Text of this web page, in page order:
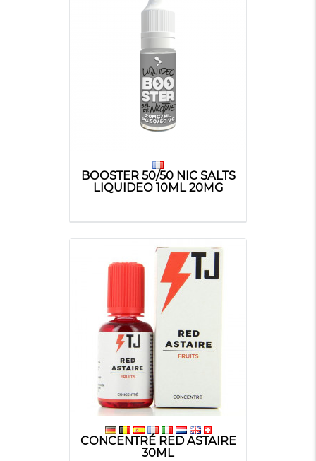
BOOSTER 50/50 NIC SALTS
LIQUIDEO 10ML 20MG
CONCENTRÉ RED ASTAIRE
30ML